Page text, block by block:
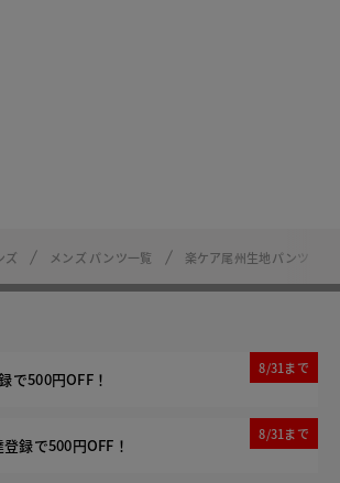
ズ メンズ パンツ一覧 楽ケア尾州生地パンツ
で500円OFF！
8/31まで
録で500円OFF！
8/31まで